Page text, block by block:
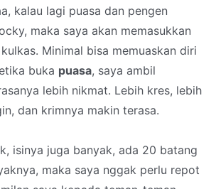
kalau lagi puasa dan pengen
maka saya akan memasukkan
Minimal bisa memuaskan diri
buka puasa, saya ambil
lebih nikmat. Lebih kres, lebih
dan krimnya makin terasa.
isinya juga banyak, ada 20 batang
maka saya nggak perlu repot